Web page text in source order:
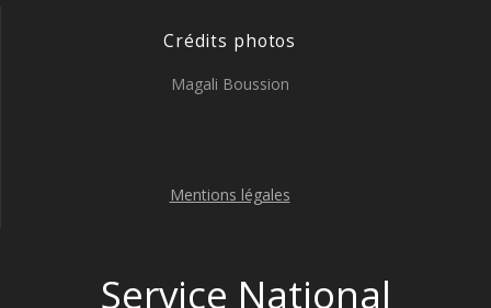
Crédits photos
Magali Boussion
Mentions légales
Service National